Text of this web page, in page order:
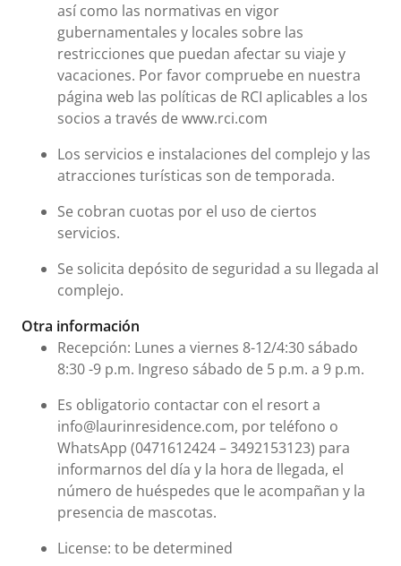
así como las normativas en vigor
gubernamentales y locales sobre las
restricciones que puedan afectar su viaje y
vacaciones. Por favor compruebe en nuestra
página web las políticas de RCI aplicables a los
socios a través de www.rci.com
Los servicios e instalaciones del complejo y las
atracciones turísticas son de temporada.
Se cobran cuotas por el uso de ciertos
servicios.
Se solicita depósito de seguridad a su llegada al
complejo.
Otra información
Recepción: Lunes a viernes 8-12/4:30 sábado
8:30 -9 p.m. Ingreso sábado de 5 p.m. a 9 p.m.
Es obligatorio contactar con el resort a
info@laurinresidence.com, por teléfono o
WhatsApp (0471612424 – 3492153123) para
informarnos del día y la hora de llegada, el
número de huéspedes que le acompañan y la
presencia de mascotas.
License: to be determined